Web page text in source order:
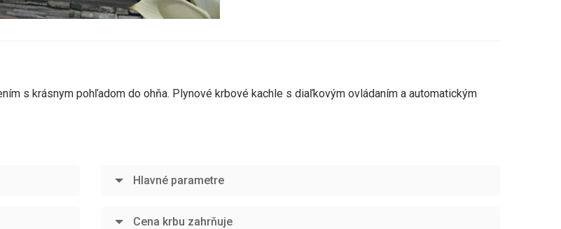
s krásnym pohľadom do ohňa. Plynové krbové kachle s diaľkovým ovládaním a automatickým
Hlavné parametre
Cena krbu zahrňuje